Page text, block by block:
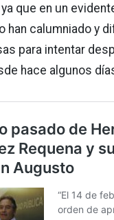
que en un
han calumniado y
para intentar
hace algunos